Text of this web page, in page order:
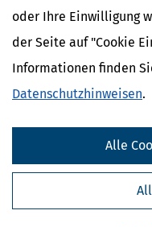
oder Ihre Einwilligung
der Seite auf "Cookie
Informationen finden
Datenschutzhinweisen.
Alle
Finanzamt Holzminden
Finanzamt Höxter
Finanzamtsuche